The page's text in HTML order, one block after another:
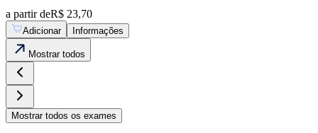
a partir deR$ 23,70
Adicionar Informações
Mostrar todos
Mostrar todos os exames